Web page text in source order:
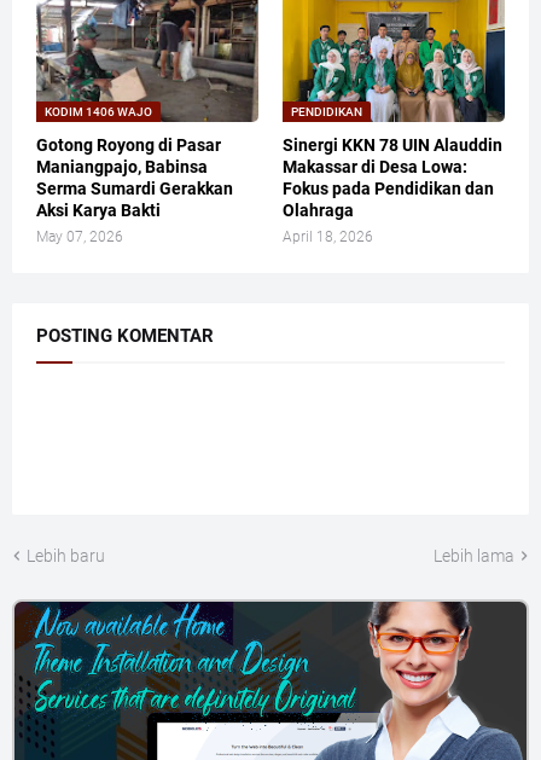
KODIM 1406 WAJO
Gotong Royong di Pasar
Maniangpajo, Babinsa
Serma Sumardi Gerakkan
Aksi Karya Bakti
May 07, 2026
PENDIDIKAN
Sinergi KKN 78 UIN Alauddin
Makassar di Desa Lowa:
Fokus pada Pendidikan dan
Olahraga
April 18, 2026
POSTING KOMENTAR
Lebih baru Lebih lama